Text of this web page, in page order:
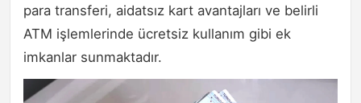
para transferi, aidatsız kart avantajları ve belirli
ATM işlemlerinde ücretsiz kullanım gibi ek
imkanlar sunmaktadır.